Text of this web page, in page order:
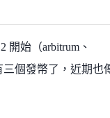
開始（arbitrum、
三個發幣了，近期也